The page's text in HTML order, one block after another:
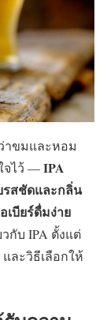
าขมและหอม
จไว้ —IPA
สชัดและกลิ่น
บียร์ดื่มง่าย
กับ IPA ตั้งแต่
ละวิธีเลือกให้